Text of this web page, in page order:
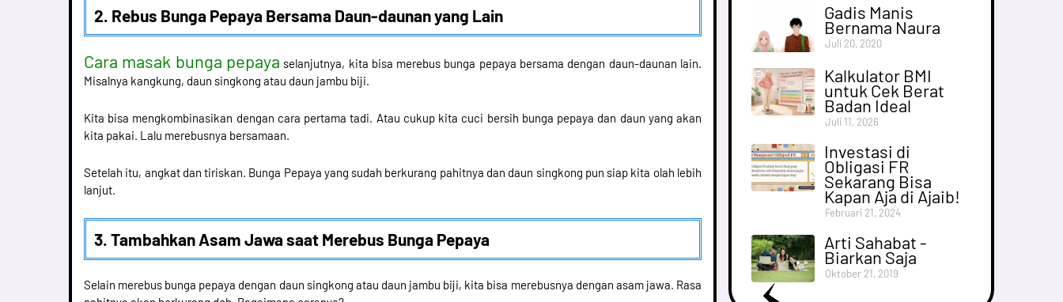
2. Rebus Bunga Pepaya Bersama Daun-daunan yang Lain
Cara masak bunga pepaya selanjutnya, kita bisa merebus bunga pepaya bersama dengan daun-daunan lain.
Misalnya kangkung, daun singkong atau daun jambu biji.
Kita bisa mengkombinasikan dengan cara pertama tadi. Atau cukup kita cuci bersih bunga pepaya dan daun yang akan
kita pakai. Lalu merebusnya bersamaan.
Setelah itu, angkat dan tiriskan. Bunga Pepaya yang sudah berkurang pahitnya dan daun singkong pun siap kita olah lebih
lanjut.
3. Tambahkan Asam Jawa saat Merebus Bunga Pepaya
Selain merebus bunga pepaya dengan daun singkong atau daun jambu biji, kita bisa merebusnya dengan asam jawa. Rasa
Gadis Manis
Bernama Naura
Juli 20, 2020
Kalkulator BMI
untuk Cek Berat
Badan Ideal
Juli 11, 2026
Investasi di
Obligasi FR
Sekarang Bisa
Kapan Aja di Ajaib!
Februari 21, 2024
Arti Sahabat -
Biarkan Saja
Oktober 21, 2019